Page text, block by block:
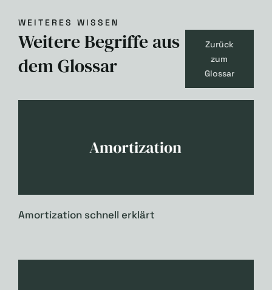
WEITERES WISSEN
Weitere Begriffe aus
dem Glossar
Zurück
zum
Glossar
Amortization schnell erklärt